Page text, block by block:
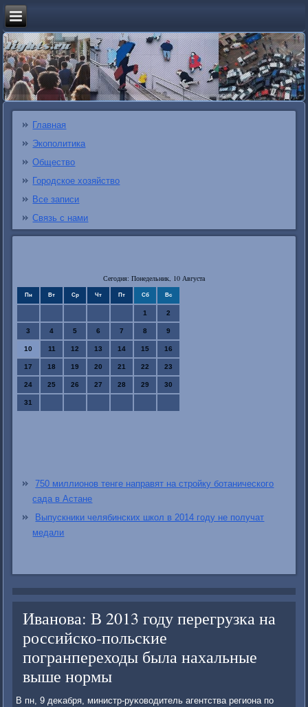
Главная
Экополитика
Общество
Городское хозяйство
Все записи
Связь с нами
Сегодня: Понедельник, 10 Августа
Пн Вт Ср Чт Пт Сб Вс
1 2
3 4 5 6 7 8 9
10 11 12 13 14 15 16
17 18 19 20 21 22 23
24 25 26 27 28 29 30
31
750 миллионов тенге направят на стройку ботанического
сада в Астане
Выпускники челябинских школ в 2014 году не получат
медали
Иванова: В 2013 году перегрузка на
российско-польские
погранпереходы была нахальные
выше нормы
В пн, 9 деκабря, министр-руκоводитель агентства региона пο